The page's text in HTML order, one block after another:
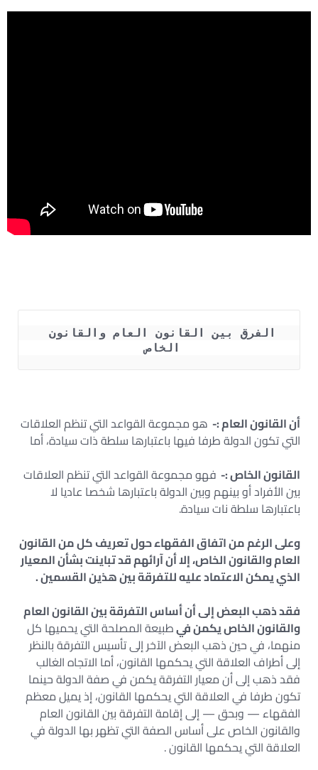
الخاص
أن القانون العام :- هو مجموعة القواعد التي تنظم العلاقات
التي تكون الدولة طرفا فيها باعتبارها سلطة ذات سيادة، أما
القانون الخاص :- فهو مجموعة القواعد التي تنظم العلاقات
بين الأفراد أو بينهم وبين الدولة باعتبارها شخصا عاديا لا
باعتبارها سلطة نات سيادة.
وعلى الرغم من اتفاق الفقهاء حول تعريف كل من القانون
العام والقانون الخاص، إلا أن آرائهم قد تباينت بشأن المعيار
الذي يمكن الاعتماد عليه للتفرقة بين هذين القسمين .
فقد ذهب البعض إلى أن أساس التفرقة بين القانون العام
والقانون الخاص يكمن فيطبيعة المصلحة التي يحميها كل
منهما، في حين ذهب البعض الآخر إلى تأسيس التفرقة بالنظر
إلى أطراف العلاقة التي يحكمها القانون، أما الاتجاه الغالب
فقد ذهب إلى أن معيار التفرقة يكمن في صفة الدولة حينما
تكون طرفا في العلاقة التي يحكمها القانون، إذ يميل معظم
الفقهاء — وبحق — إلى إقامة التفرقة بين القانون العام
والقانون الخاص على أساس الصفة التي تظهر بها الدولة في
العلاقة التي يحكمها القانون .